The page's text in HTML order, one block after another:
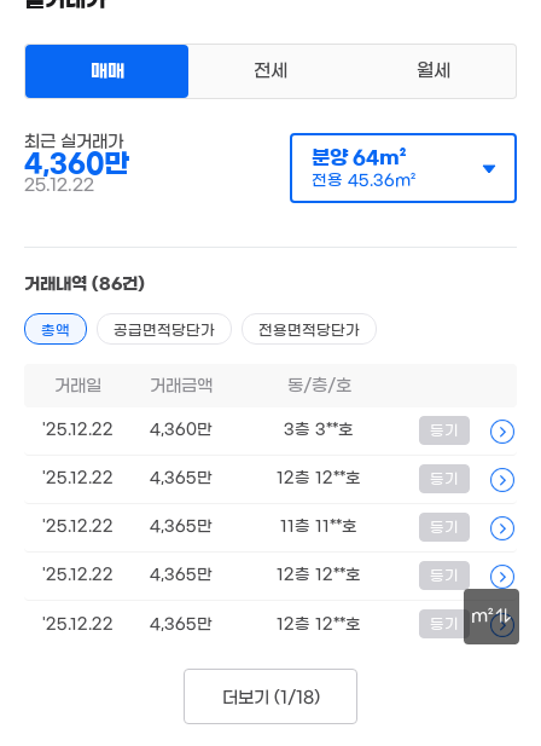
매매 4365만원
전용45m²
계약일 '25. 12
m²
매매 전세 월세
최근 실거래가
4,360만
25.12.22
분양64m²
전용 45.36m²
거래내역 (86건)
총액 공급면적당단가 전용면적당단가
거래일 거래금액 동/층/호
'25.12.22 4,360만 3층 3**호 등기
'25.12.22 4,365만 12층 12**호 등기
'25.12.22 4,365만 11층 11**호 등기
'25.12.22 4,365만 12층 12**호 등기
'25.12.22 4,365만 12층 12**호 등기
더보기 (1/18)